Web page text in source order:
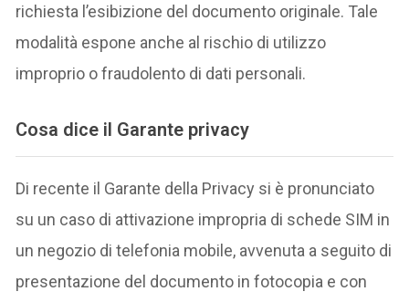
richiesta l’esibizione del documento originale. Tale
modalità espone anche al rischio di utilizzo
improprio o fraudolento di dati personali.
Cosa dice il Garante privacy
Di recente il Garante della Privacy si è pronunciato
su un caso di attivazione impropria di schede SIM in
un negozio di telefonia mobile, avvenuta a seguito di
presentazione del documento in fotocopia e con